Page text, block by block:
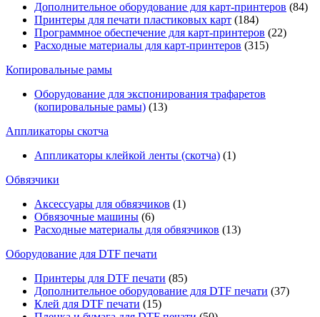
Дополнительное оборудование для карт-принтеров (84)
Принтеры для печати пластиковых карт (184)
Программное обеспечение для карт-принтеров (22)
Расходные материалы для карт-принтеров (315)
Копировальные рамы
Оборудование для экспонирования трафаретов
(копировальные рамы) (13)
Аппликаторы скотча
Аппликаторы клейкой ленты (скотча) (1)
Обвязчики
Аксессуары для обвязчиков (1)
Обвязочные машины (6)
Расходные материалы для обвязчиков (13)
Оборудование для DTF печати
Принтеры для DTF печати (85)
Дополнительное оборудование для DTF печати (37)
Клей для DTF печати (15)